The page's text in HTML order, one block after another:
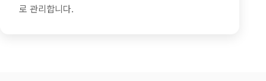
로 관리합니다.